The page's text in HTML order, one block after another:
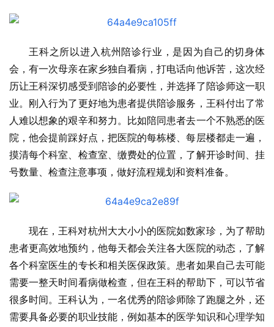
王科之所以进入杭州陪诊行业，是因为自己的切身体
会，有一次母亲在家乡独自看病，打电话向他诉苦，这次经
历让王科深切感受到陪诊的必要性，并选择了陪诊师这一职
业。刚入行为了更好地为患者提供陪诊服务，王科付出了常
人难以想象的艰辛和努力。比如陪同患者去一个不熟悉的医
院，他会提前踩好点，把医院的每栋楼、每层楼都走一遍，
摸清每个科室、检查室、缴费处的位置，了解开诊时间、挂
号数量、检查注意事项，做好流程规划和资料准备。
现在，王科对杭州大大小小的医院如数家珍，为了帮助
患者更高效地预约，他每天都会关注各大医院的动态，了解
各个科室医生的专长和相关医保政策。患者如果自己去可能
需要一整天时间看病做检查，但在王科的帮助下，可以节省
很多时间。王科认为，一名优秀的陪诊师除了跑腿之外，还
需要具备必要的职业技能，例如基本的医学知识和心理学知